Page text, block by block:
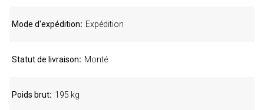
Mode d'expédition Expédition
Statut de livraison Monté
Poids brut 195 kg